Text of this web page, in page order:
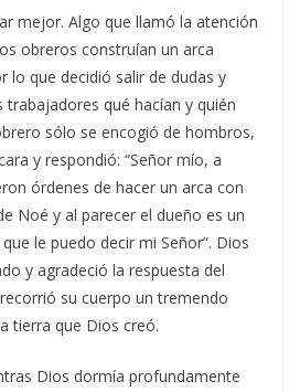
mejor. Algo que llamó la atención
obreros construían un arca
lo que decidió salir de dudas y
qué hacían y quién
sólo se encogió de hombros,
y respondió: “Señor mío, a
órdenes de hacer un arca con
Noé y al parecer el dueño es un
le puedo decir mi Señor”. Dios
y agradeció la respuesta del
su cuerpo un tremendo
tierra que Dios creó.
Dios dormía profundamente